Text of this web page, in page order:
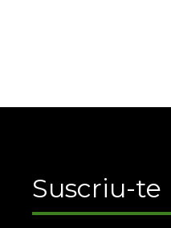
Suscriu-te